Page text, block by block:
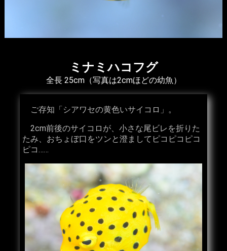
ミナミハコフグ
全長 25cm（写真は2cmほどの幼魚）
ご存知「シアワセの黄色いサイコロ」。
2cm前後のサイコロが、小さな尾ビレを折りた
たみ、おちょぼ口をツンと澄ましてピコピコピコ
ピコ……